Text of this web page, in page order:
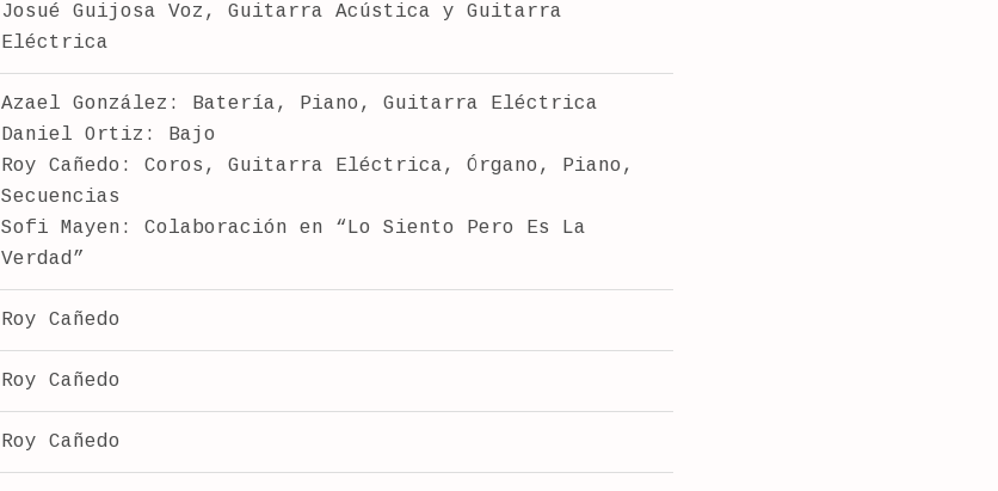
Josué Guijosa Voz, Guitarra Acústica y Guitarra
Eléctrica
Azael González: Batería, Piano, Guitarra Eléctrica
Daniel Ortiz: Bajo
Roy Cañedo: Coros, Guitarra Eléctrica, Órgano, Piano,
Secuencias
Sofi Mayen: Colaboración en “Lo Siento Pero Es La
Verdad”
Roy Cañedo
Roy Cañedo
Roy Cañedo